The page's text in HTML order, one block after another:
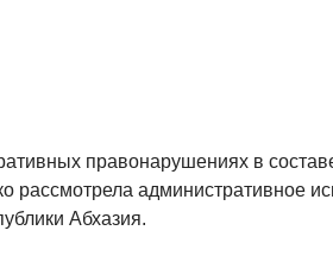
правонарушениях в
административное
Абхазия.